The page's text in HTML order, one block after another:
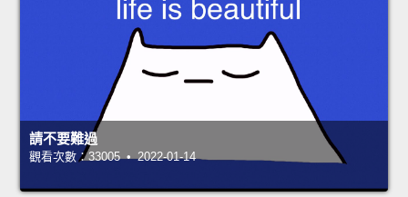
請不要難過
觀看次數：33005 • 2022-01-14